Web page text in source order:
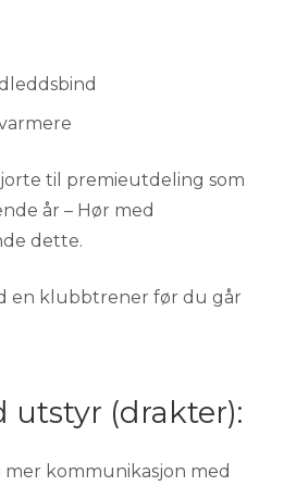
til premieutdeling som
år – Hør med
dette.
en klubbtrener før du går
utstyr (drakter):
kommunikasjon med